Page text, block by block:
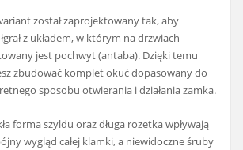
został zaprojektowany tak, aby
z układem, w którym na drzwiach
jest pochwyt (antaba). Dzięki temu
zbudować komplet okuć dopasowany do
sposobu otwierania i działania zamka.
forma szyldu oraz długa rozetka wpływają
wygląd całej klamki, a niewidoczne śruby